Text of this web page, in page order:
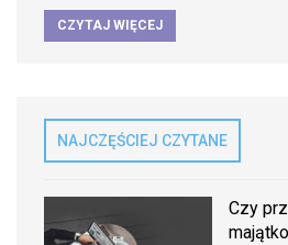
CZYTAJ WIĘCEJ
NAJCZĘŚCIEJ CZYTANE
Czy